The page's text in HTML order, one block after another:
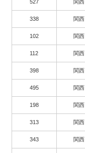
527 関西
338 関西
102 関西
112 関西
398 関西
495 関西
198 関西
313 関西
343 関西